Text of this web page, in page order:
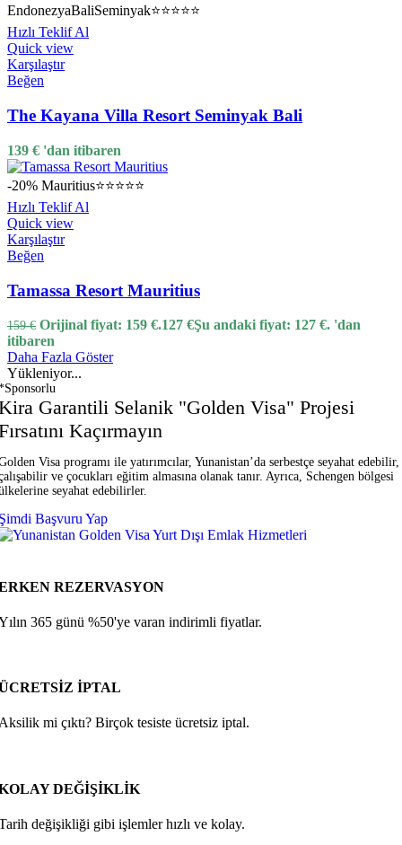
EndonezyaBaliSeminyak⭐⭐⭐⭐⭐
Hızlı Teklif Al
Quick view
Karşılaştır
Beğen
The Kayana Villa Resort Seminyak Bali
139 € 'dan itibaren
-20% Mauritius⭐⭐⭐⭐⭐
Hızlı Teklif Al
Quick view
Karşılaştır
Beğen
Tamassa Resort Mauritius
159€ Orijinal fiyat: 159 €.127 €Şu andaki fiyat: 127 €. 'dan
itibaren
Daha Fazla Göster
Yükleniyor...
Garantili Selanik "Golden Visa" Projesi
Kaçırmayın
Visa programı ile yatırımcılar, Yunanistan’da serbestçe seyahat edebilir,
ve çocukları eğitim almasına olanak tanır. Ayrıca, Schengen bölgesi
seyahat edebilirler.
Başvuru Yap
REZERVASYON
365 günü %50'ye varan indirimli fiyatlar.
İPTAL
mi çıktı? Birçok tesiste ücretsiz iptal.
DEĞİŞİKLİK
değişikliği gibi işlemler hızlı ve kolay.